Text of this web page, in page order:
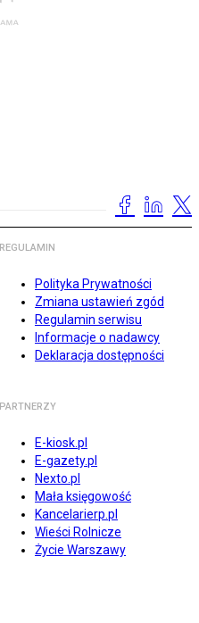
REGULAMIN
Polityka Prywatności
Zmiana ustawień zgód
Regulamin serwisu
Informacje o nadawcy
Deklaracja dostępności
PARTNERZY
E-kiosk.pl
E-gazety.pl
Nexto.pl
Mała księgowość
Kancelarierp.pl
Wieści Rolnicze
Życie Warszawy